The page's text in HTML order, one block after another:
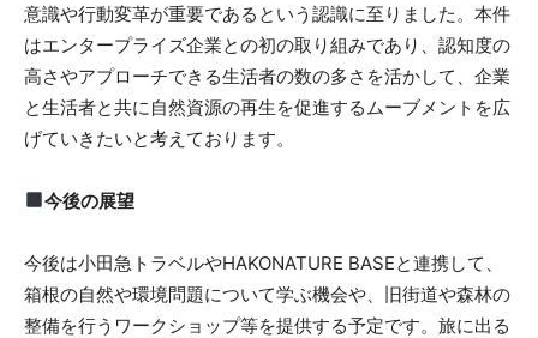
意識や行動変革が重要であるという認識に至りました。本件
はエンタープライズ企業との初の取り組みであり、認知度の
高さやアプローチできる生活者の数の多さを活かして、企業
と生活者と共に自然資源の再生を促進するムーブメントを広
げていきたいと考えております。
今後の展望
今後は小田急トラベルやHAKONATURE BASEと連携して、
箱根の自然や環境問題について学ぶ機会や、旧街道や森林の
整備を行うワークショップ等を提供する予定です。旅に出る